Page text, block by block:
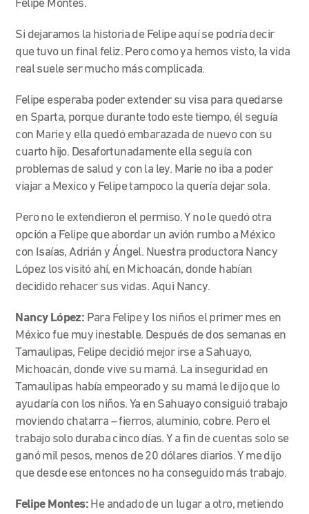
Felipe Montes.
Si dejaramos la historia de Felipe aquí se podría decir
que tuvo un final feliz. Pero como ya hemos visto, la vida
real suele ser mucho más complicada.
Felipe esperaba poder extender su visa para quedarse
en Sparta, porque durante todo este tiempo, él seguía
con Marie y ella quedó embarazada de nuevo con su
cuarto hijo. Desafortunadamente ella seguía con
problemas de salud y con la ley. Marie no iba a poder
viajar a Mexico y Felipe tampoco la quería dejar sola.
Pero no le extendieron el permiso. Y no le quedó otra
opción a Felipe que abordar un avión rumbo a México
con Isaías, Adrián y Ángel. Nuestra productora Nancy
López los visitó ahí, en Michoacán, donde habían
decidido rehacer sus vidas. Aqui Nancy.
Nancy López: Para Felipe y los niños el primer mes en
México fue muy inestable. Después de dos semanas en
Tamaulipas, Felipe decidió mejor irse a Sahuayo,
Michoacán, donde vive su mamá. La inseguridad en
Tamaulipas había empeorado y su mamá le dijo que lo
ayudaría con los niños. Ya en Sahuayo consiguió trabajo
moviendo chatarra – fierros, aluminio, cobre. Pero el
trabajo solo duraba cinco días. Y a fin de cuentas solo se
ganó mil pesos, menos de 20 dólares diarios. Y me dijo
que desde ese entonces no ha conseguido más trabajo.
Felipe Montes: He andado de un lugar a otro, metiendo